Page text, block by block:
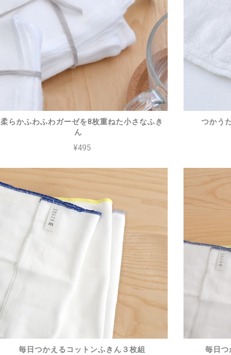
柔らかふわふわガーゼを8枚重ねた小さなふき
ん
¥495
つかう
毎日つかえるコットンふきん３枚組 毎日つ